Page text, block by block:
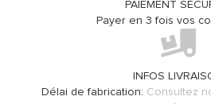
PAIEMENT
Payer en 3 fois vos
INFOS
Délai de fabrication: Consultez